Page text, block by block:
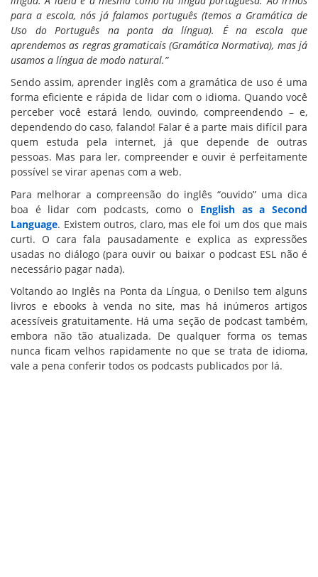
para a escola, nós já falamos português (temos a Gramática de
Uso do Português na ponta da língua). É na escola que
aprendemos as regras gramaticais (Gramática Normativa), mas já
usamos a língua de modo natural.”
Sendo assim, aprender inglês com a gramática de uso é uma
forma eficiente e rápida de lidar com o idioma. Quando você
perceber você estará lendo, ouvindo, compreendendo – e,
dependendo do caso, falando! Falar é a parte mais difícil para
quem estuda pela internet, já que depende de outras
pessoas. Mas para ler, compreender e ouvir é perfeitamente
possível se virar apenas com a web.
Para melhorar a compreensão do inglês “ouvido” uma dica
boa é lidar com podcasts, como o English as a Second
Language. Existem outros, claro, mas ele foi um dos que mais
curti. O cara fala pausadamente e explica as expressões
usadas no diálogo (para ouvir ou baixar o podcast ESL não é
necessário pagar nada).
Voltando ao Inglês na Ponta da Língua, o Denilso tem alguns
livros e ebooks à venda no site, mas há inúmeros artigos
acessíveis gratuitamente. Há uma seção de podcast também,
embora não tão atualizada. De qualquer forma os temas
nunca ficam velhos rapidamente no que se trata de idioma,
vale a pena conferir todos os podcasts publicados por lá.